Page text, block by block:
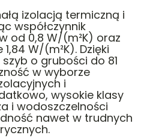
izolacją termiczną i
współczynnik
od 0,8 W/(m²K) oraz
W/(m²K). Dzięki
o grubości do 81
w wyborze
i
wysokie klasy
i wodoszczelności
nawet w trudnych